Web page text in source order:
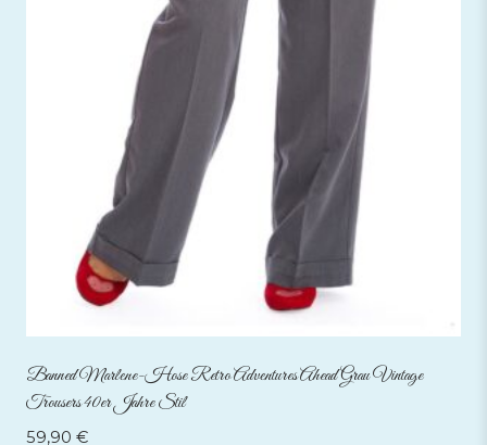
Banned Marlene-Hose Retro Adventures Ahead Grau Vintage
Trousers 40er Jahre Stil
59,90 €